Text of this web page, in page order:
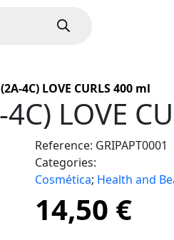
4C) LOVE CURLS 400 ml
LOVE
Reference: GRIPAPT0001
Categories:
Cosmética; Health and
14,50 €